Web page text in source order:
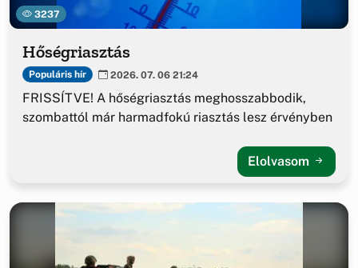
3237
Hőségriasztás
Populáris hír 2026. 07. 06 21:24
FRISSÍTVE! A hőségriasztás meghosszabbodik,
szombattól már harmadfokú riasztás lesz érvényben
Elolvasom